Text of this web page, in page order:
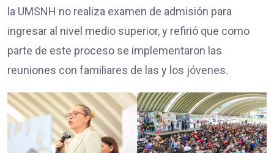
la UMSNH no realiza examen de admisión para
ingresar al nivel medio superior, y refirió que como
parte de este proceso se implementaron las
reuniones con familiares de las y los jóvenes.